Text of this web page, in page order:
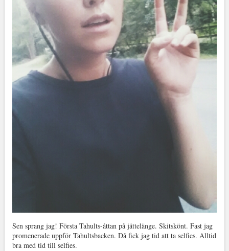
Sen sprang jag! Första Tahults-åttan på jättelänge. Skitskönt. Fast jag
promenerade uppför Tahultsbacken. Då fick jag tid att ta selfies. Alltid
bra med tid till selfies.